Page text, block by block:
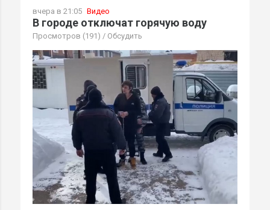
вчера в 21:05 Видео
В городе отключат горячую воду
Просмотров (191) / Обсудить